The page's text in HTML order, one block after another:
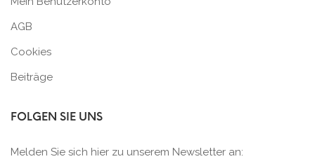
AGB
Cookies
Beiträge
FOLGEN SIE UNS
Melden Sie sich hier zu unserem Newsletter an: